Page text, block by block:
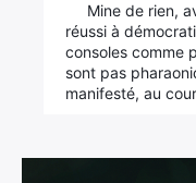
Mine de rien,
réussi à
consoles comme
sont pas
manifesté, au